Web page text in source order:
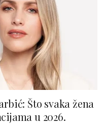
Što svaka žena
u 2026.